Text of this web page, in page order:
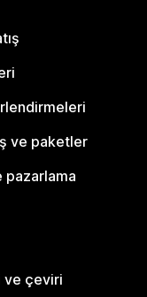
ve paketler
pazarlama
ve çeviri